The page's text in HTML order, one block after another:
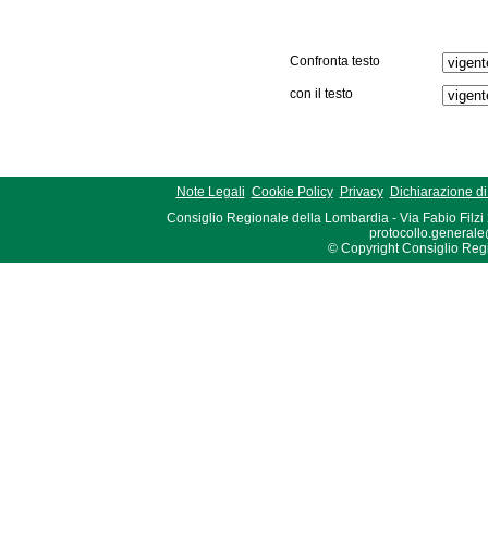
Confronta testo
con il testo
Note Legali Cookie Policy Privacy
Dichiarazione
Consiglio Regionale della Lombardia - Via Fabio Filzi
© Copyright Consiglio